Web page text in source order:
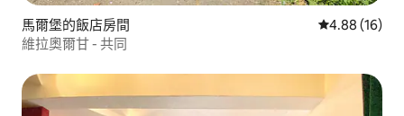
馬爾堡的飯店房間 從 16 則評價
4.88 (16)
維拉奧爾甘 - 共同